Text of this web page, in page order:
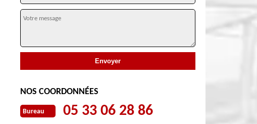
NOS COORDONNÉES
Bureau 05 33 06 28 86